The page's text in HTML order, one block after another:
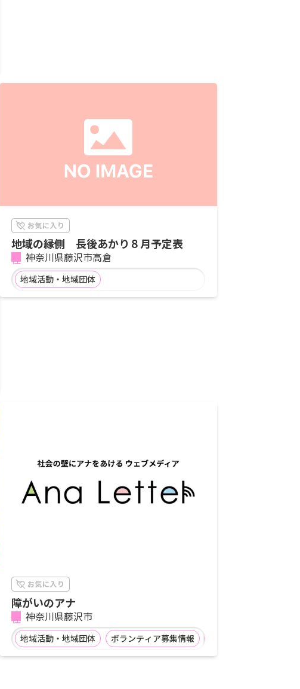
地域の縁側 長後あかり８月予定表
神奈川県藤沢市高倉
地域活動・地域団体
障がいのアナ
神奈川県藤沢市
地域活動・地域団体 ボランティア募集情報